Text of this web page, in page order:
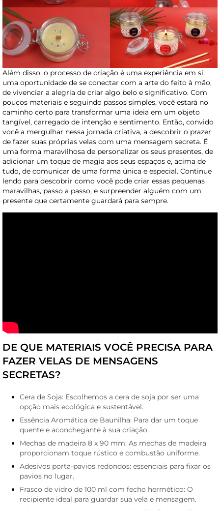
Além disso, o processo de criação é uma experiência em si,
uma oportunidade de se conectar com a arte do feito à mão,
de vivenciar a alegria de criar algo belo e significativo. Com
poucos materiais e seguindo passos simples, você estará no
caminho certo para transformar uma ideia em um objeto
tangível, carregado de intenção e sentimento. Então, convido
você a mergulhar nessa jornada criativa, a descobrir o prazer
de fazer suas próprias velas com uma mensagem secreta. É
uma forma maravilhosa de personalizar os seus presentes, de
adicionar um toque de magia aos seus espaços e, acima de
tudo, de comunicar de uma forma única e especial. Continue
lendo para descobrir como você pode criar essas pequenas
maravilhas, passo a passo, e surpreender alguém com um
presente que certamente guardará para sempre.
DE QUE MATERIAIS VOCÊ PRECISA PARA
FAZER VELAS DE MENSAGENS
SECRETAS?
Cera de Soja: Escolhemos a cera de soja por ser uma
opção mais ecológica e sustentável.
Essência Aromática de Baunilha: Para dar um toque
quente e aconchegante à sua criação.
Mechas de madeira 8 x 90 mm: As mechas de madeira
proporcionam toque rústico e combustão uniforme.
Adesivos porta-pavios redondos: essenciais para fixar os
pavios no lugar.
Frasco de vidro de 100 ml com fecho hermético: O
recipiente ideal para guardar sua vela e mensagem.